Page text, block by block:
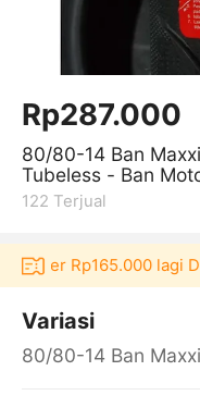
Rp287.000
80/80-14 Ban
Tubeless - Ban
pacy Scoopy Genio
122 Terjual
Rp165.000 lagi
Variasi
80/80-14 Ban